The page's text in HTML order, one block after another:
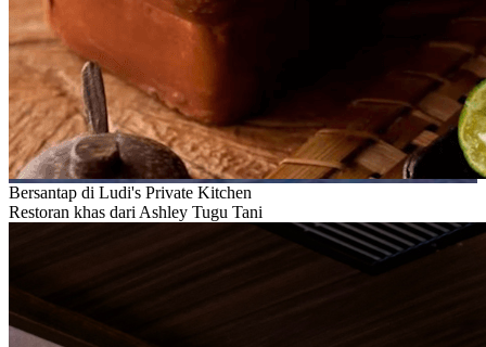
Bersantap di Ludi's Private Kitchen
Restoran khas dari Ashley Tugu Tani